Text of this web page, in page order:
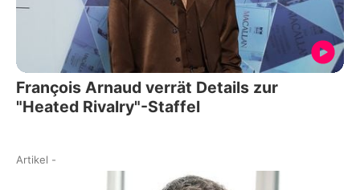
François Arnaud verrät Details zur
"Heated Rivalry"-Staffel
Artikel -